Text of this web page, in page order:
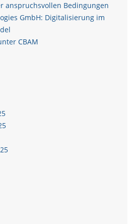
anspruchsvollen Bedingungen
GmbH: Digitalisierung im
CBAM